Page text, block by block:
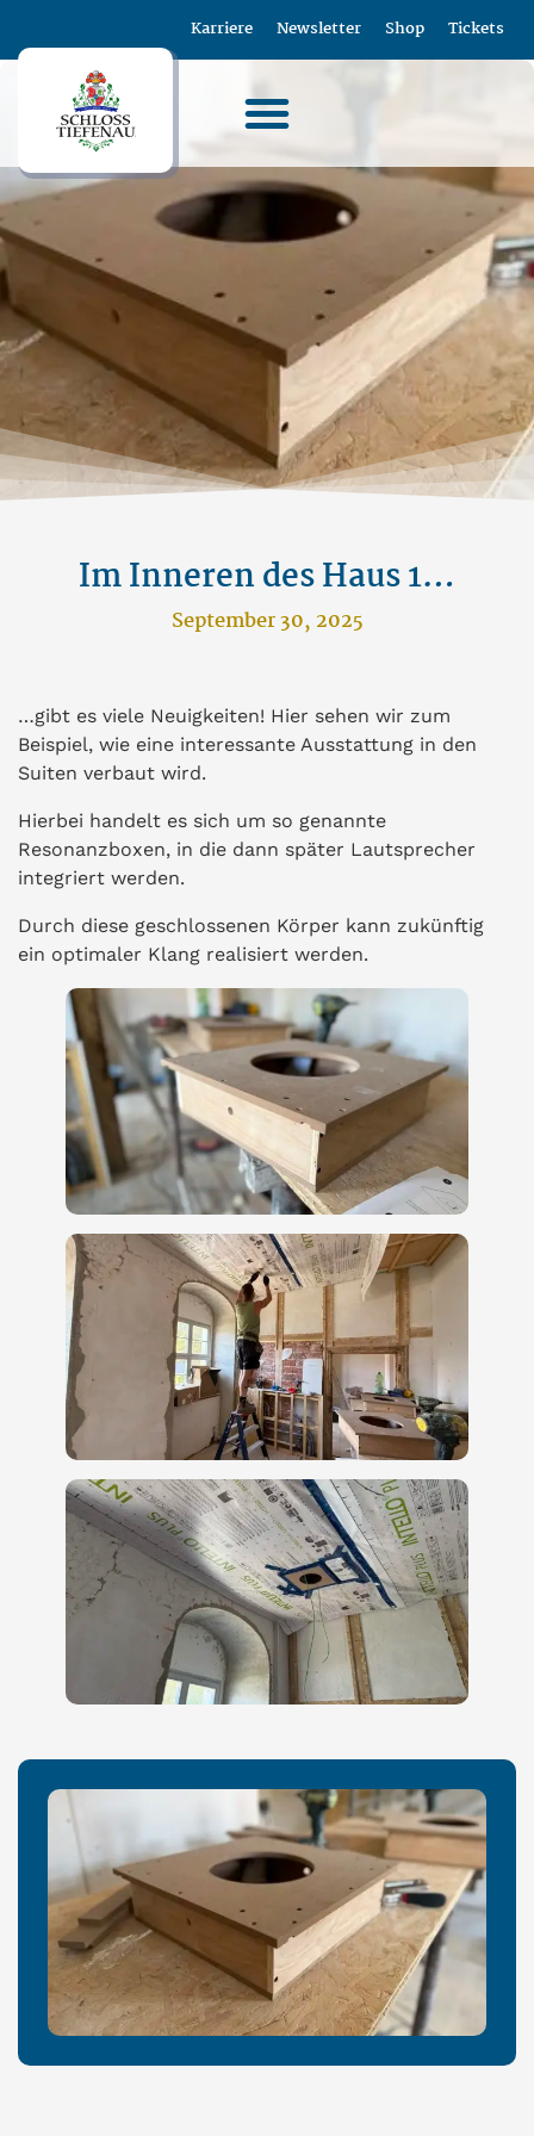
Karriere Newsletter Shop Tickets
Im Inneren des Haus 1…
September 30, 2025
…gibt es viele Neuigkeiten! Hier sehen wir zum
Beispiel, wie eine interessante Ausstattung in den
Suiten verbaut wird.
Hierbei handelt es sich um so genannte
Resonanzboxen, in die dann später Lautsprecher
integriert werden.
Durch diese geschlossenen Körper kann zukünftig
ein optimaler Klang realisiert werden.